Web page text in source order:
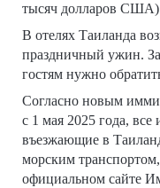
тысяч долларов
В отелях Таиланда
праздничный ужин.
гостям нужно
Согласно новым
с 1 мая 2025 года,
въезжающие в
морским
официальном сайте